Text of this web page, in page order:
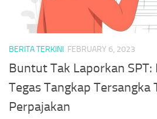
BERITA TERKINI FEBRUARY 6, 2023
Buntut Tak Laporkan SPT:
Tegas Tangkap Tersangka
Perpajakan